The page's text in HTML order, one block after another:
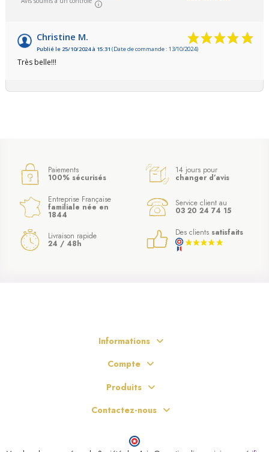
Christine M.
Publié le 25/10/2024 à 15:31 (Date de commande : 13/10/2024)
Très belle!!!
Paiements
100% sécurisés
14 jours pour
changer d’avis
Entreprise Française
familiale née en
1844
Service client au
03 20 24 74 15
Livraison rapide
24 / 48h
Des clients satisfaits
Informations
Compte
Produits
Contactez-nous